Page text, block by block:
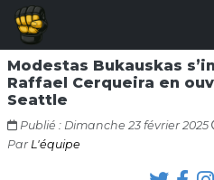
Modestas Bukauskas
Raffael Cerqueira en
Seattle
Publié : Dimanche 23 février 2025
Par L'équipe